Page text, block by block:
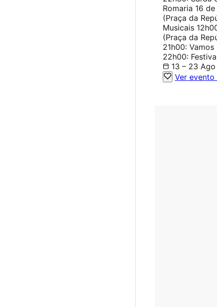
Romaria 16
(Praça da
Musicais
(Praça da
21h00:
22h00:
13 – 23 Ago
Ver